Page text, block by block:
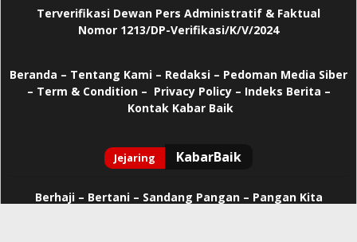
Terverifikasi Dewan Pers Administratif & Faktual
Nomor 1213/DP-Verifikasi/K/V/2024
Beranda – Tentang Kami – Redaksi – Pedoman Media Siber
– Term & Condition – Privacy Policy– Indeks Berita –
Kontak Kabar Baik
Berhaji– Bertani – Sandang Pangan – Pangan Kita